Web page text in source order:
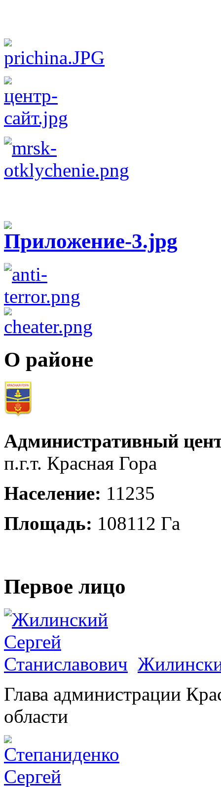
О районе
Административный
п.г.т. Красная Гора
Население: 11235
Площадь: 108112 Га
Первое лицо
Глава администрации
области